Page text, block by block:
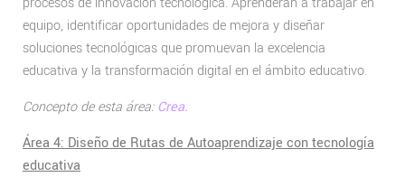
equipo, identificar oportunidades de mejora y diseñar
soluciones tecnológicas que promuevan la excelencia
educativa y la transformación digital en el ámbito educativo.
Concepto de esta área:Crea.
Área 4: Diseño de Rutas de Autoaprendizaje con tecnología
educativa